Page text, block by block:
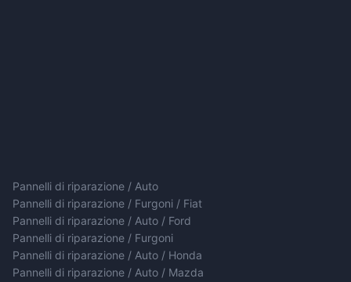
Pannelli di riparazione / Auto
Pannelli di riparazione / Furgoni / Fiat
Pannelli di riparazione / Auto / Ford
Pannelli di riparazione / Furgoni
Pannelli di riparazione / Auto / Honda
Pannelli di riparazione / Auto / Mazda